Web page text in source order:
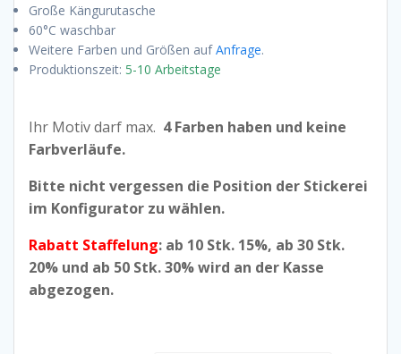
Große Kängurutasche
60°C waschbar
Weitere Farben und Größen aufAnfrage.
Produktionszeit: 5-10 Arbeitstage
Ihr Motiv darf max. 4 Farben haben und keine
Farbverläufe.
Bitte nicht vergessen die Position der Stickerei
im Konfigurator zu wählen.
Rabatt Staffelung: ab 10 Stk. 15%, ab 30 Stk.
20% und ab 50 Stk. 30% wird an der Kasse
abgezogen.